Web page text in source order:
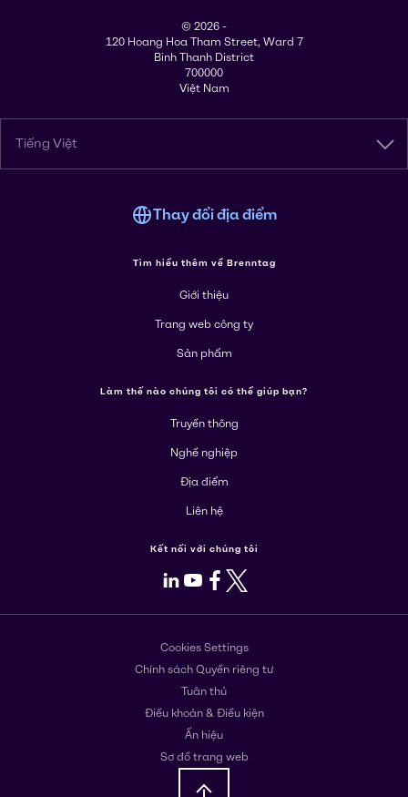
© 2026 -
120 Hoang Hoa Tham Street, Ward 7
Binh Thanh District
700000
Việt Nam
Tiếng Việt
Thay đổi địa điểm
Tìm hiểu thêm về Brenntag
Giới thiệu
Trang web công ty
Sản phẩm
Làm thế nào chúng tôi có thể giúp bạn?
Truyền thông
Nghề nghiệp
Địa điểm
Liên hệ
Kết nối với chúng tôi
LinkedIn
Youtube
Facebook
X
Cookies Settings
Chính sách Quyền riêng tư
Tuân thủ
Điều khoản & Điều kiện
Ấn hiệu
Sơ đồ trang web